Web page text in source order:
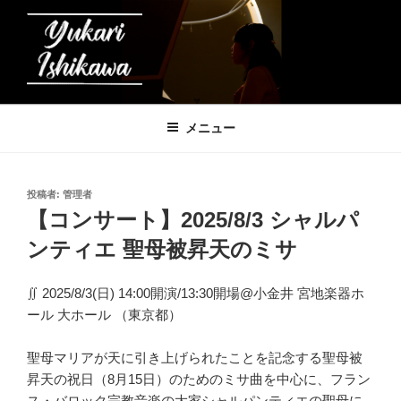
石川友香理の音楽帳
メニュー
投
投稿者: 管理者
【コンサート】2025/8/3 シャルパ
ンティエ 聖母被昇天のミサ
∬ 2025/8/3(日) 14:00開演/13:30開場@小金井 宮地楽器ホ
ール 大ホール （東京都）
聖母マリアが天に引き上げられたことを記念する聖母被
昇天の祝日（8月15日）のためのミサ曲を中心に、フラン